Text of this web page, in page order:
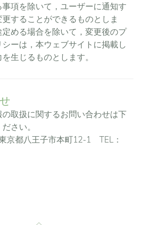
項を除いて，ユーザーに通知す
することができるものとしま
める場合を除いて，変更後のプ
ーは，本ウェブサイトに掲載し
生じるものとします。
取扱に関するお問い合わせは下
さい。
都八王子市本町12-1 TEL：